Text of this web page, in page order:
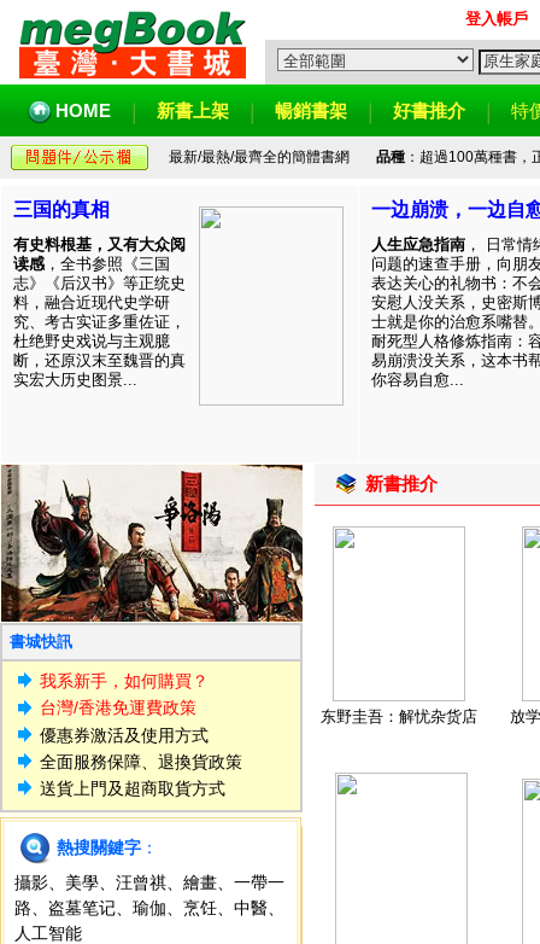
登入帳戶
HOME 新書上架 暢銷書架 好書推介 特
最新/最熱/最齊全的簡體書網 品種：超過100萬種書，
三国的真相
有史料根基，又有大众阅
读感 ，全书参照《三国
志》《后汉书》等正统史
料，融合近现代史学研
究、考古实证多重佐证，
杜绝野史戏说与主观臆
断，还原汉末至魏晋的真
实宏大历史图景...
一边崩溃，一边自
人生应急指南 ， 日常情
问题的速查手册，向朋
表达关心的礼物书：不
安慰人没关系，史密斯
士就是你的治愈系嘴替
耐死型人格修炼指南：
易崩溃没关系，这本书
你容易自愈...
書城快訊
我系新手，如何購買？
台灣/香港免運費政策
優惠券激活及使用方式
全面服務保障、退換貨政策
送貨上門及超商取貨方式
熱搜關鍵字 ：
攝影
美學 汪曾祺 繪畫
一帶一
路
盗墓笔记 瑜伽 烹饪 中醫
人工智能
新書推介
东野圭吾：解忧杂货店 放